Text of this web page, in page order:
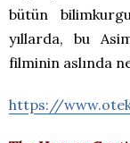
bütün
yıllarda, bu
filminin aslında
https://